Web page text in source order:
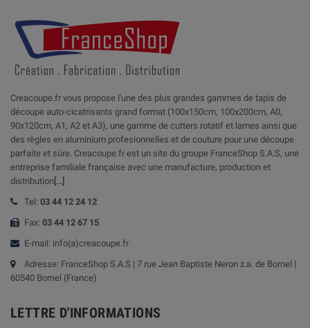
Creacoupe.fr vous propose l'une des plus grandes gammes de tapis de
découpe auto-cicatrisants grand format (100x150cm, 100x200cm, A0,
90x120cm, A1, A2 et A3), une gamme de cutters rotatif et lames ainsi que
des règles en aluminium profesionnelles et de couture pour une découpe
parfaite et sûre. Creacoupe.fr est un site du groupe FranceShop S.A.S, une
entreprise familiale française avec une manufacture, production et
distribution[...]
Tel: 03 44 12 24 12
Fax: 03 44 12 67 15
E-mail: info(a)creacoupe.fr
Adresse: FranceShop S.A.S | 7 rue Jean Baptiste Neron z.a. de Bornel |
60540 Bornel (France)
LETTRE D'INFORMATIONS